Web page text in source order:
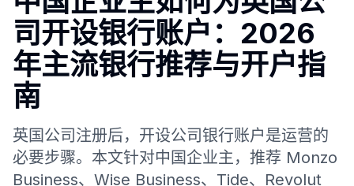
司开设银行账户：2026
年主流银行推荐与开户指
南
英国公司注册后，开设公司银行账户是运营的
必要步骤。本文针对中国企业主，推荐 Monzo
Business、Wise Business、Tide、Revolut